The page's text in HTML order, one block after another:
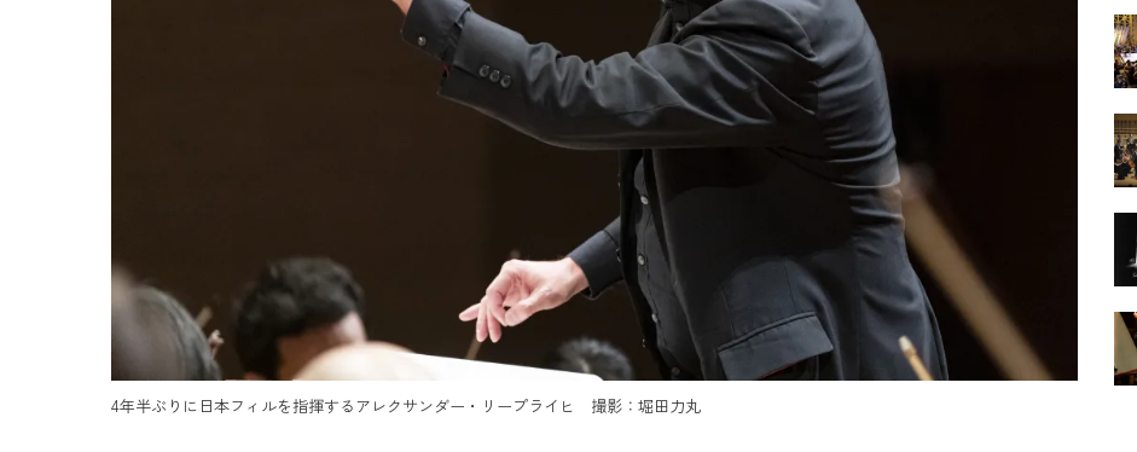
4年半ぶりに日本フィルを指揮するアレクサンダー・リープライヒ 撮影：堀田力丸